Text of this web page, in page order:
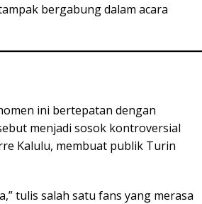
bergabung dalam acara
ini bertepatan dengan
menjadi sosok kontroversial
Kalulu, membuat publik Turin
tulis salah satu fans yang merasa